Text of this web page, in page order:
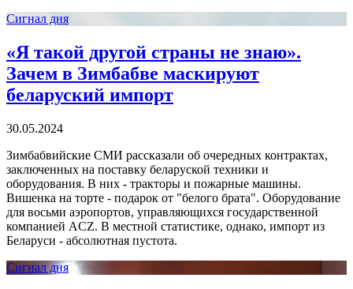
Сигнал дня
«Я такой другой страны не знаю».
Зачем в Зимбабве маскируют
беларуский импорт
30.05.2024
Зимбабвийские СМИ рассказали об очередных контрактах,
заключенных на поставку беларуской техники и
оборудования. В них - тракторы и пожарные машины.
Вишенка на торте - подарок от "белого брата". Оборудование
для восьми аэропортов, управляющихся государственной
компанией ACZ. В местной статистике, однако, импорт из
Беларуси - абсолютная пустота.
Сигнал дня